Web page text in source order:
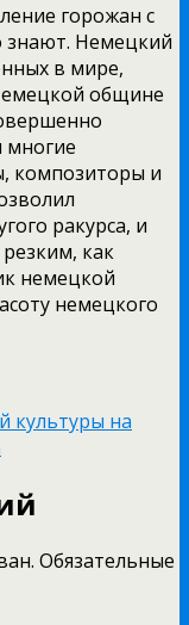
горожан с
знают. Немецкий
в мире,
общине
многие
композиторы и
ракурса, и
как
немецкой
немецкого
культуры на
Обязательные